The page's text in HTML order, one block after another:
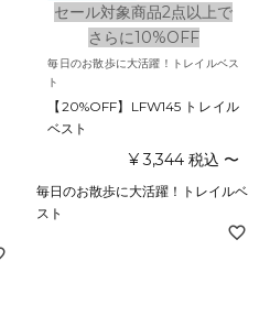
セール対象商品2点以上で
さらに10%OFF
毎日のお散歩に大活躍！トレイルベス
ト
【20%OFF】LFW145 トレイル
ベスト
¥ 3,344 税込 〜
毎日のお散歩に大活躍！トレイルベ
スト